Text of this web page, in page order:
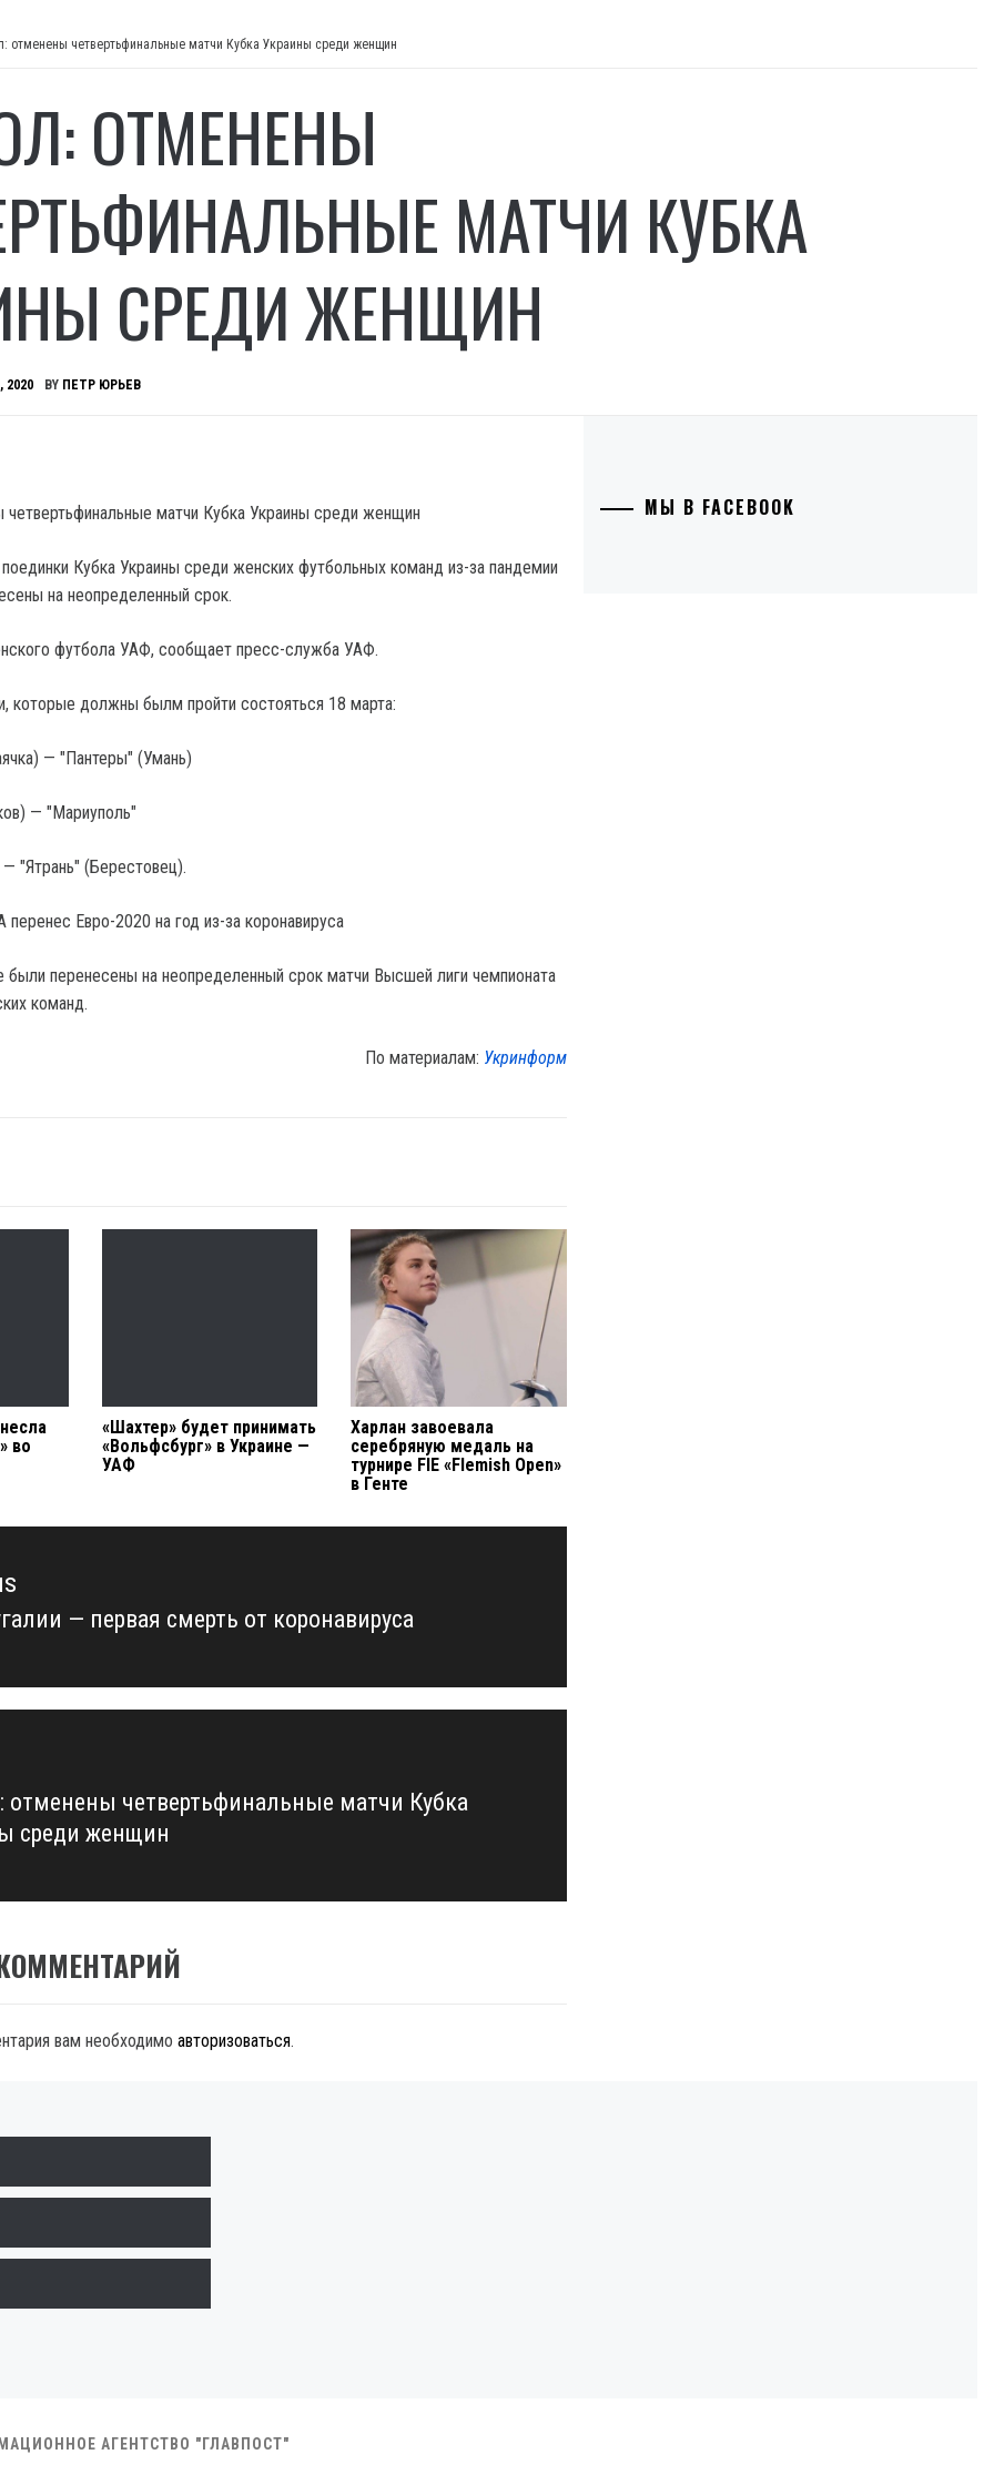
отменены четвертьфинальные матчи Кубка Украины среди женщин
ОТМЕНЕНЫ
МАТЧИ КУБКА
СРЕДИ ЖЕНЩИН
2020 BY ПЕТР ЮРЬЕВ
Кубка Украины среди женских футбольных команд из-за пандемии
на неопределенный срок.
футбола УАФ, сообщает пресс-служба УАФ.
которые должны былм пройти состояться 18 марта:
— "Пантеры" (Умань)
— "Мариуполь"
"Ятрань" (Берестовец).
Евро-2020 на год из-за коронавируса
были перенесены на неопределенный срок матчи Высшей лиги чемпионата
команд.
По материалам: Укринформ
во
«Шахтер» будет принимать
«Вольфсбург» в Украине —
УАФ
Харлан завоевала
серебряную медаль на
турнире FIE «Flemish Open»
в Генте
— первая смерть от коронавируса
отменены четвертьфинальные матчи Кубка
среди женщин
вам необходимо авторизоваться.
МЫ В FACEBOOK
АГЕНТСТВО "ГЛАВПОСТ"